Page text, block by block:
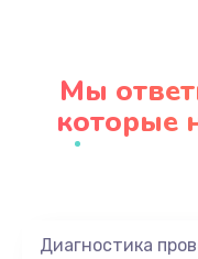
Мы
которые
Диагностика